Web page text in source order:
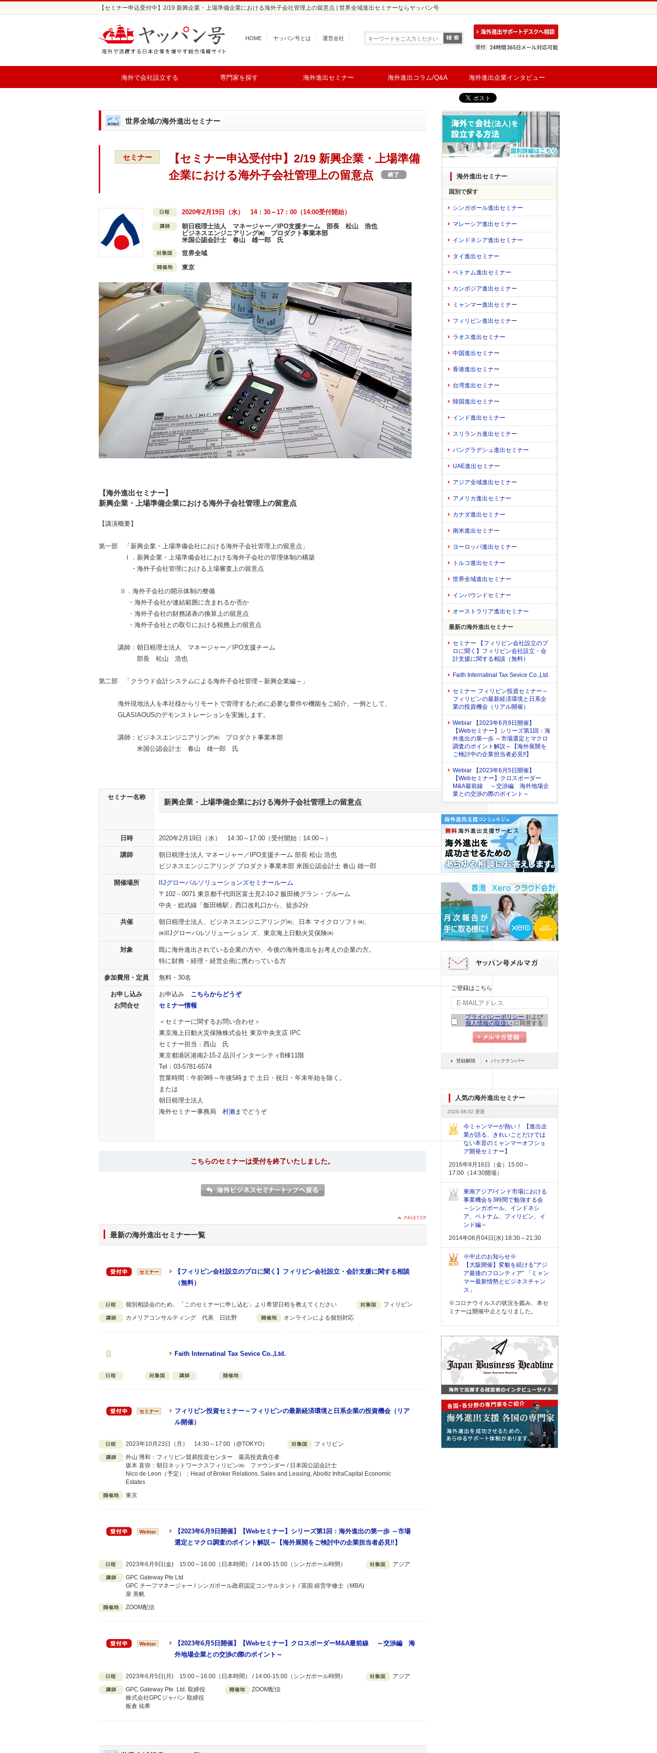
【セミナー申込受付中】2/19 新興企業・上場準備企業における海外子会社管理上の留意点 | 世界全域進出セミナーならヤッパン号
HOME ヤッパン号とは 運営会社
海外で会社設立する 専門家を探す 海外進出セミナー 海外進出コラム/Q&A 海外進出企業インタビュー
世界全域の海外進出セミナー
セミナー
【セミナー申込受付中】2/19 新興企業・上場準備
企業における海外子会社管理上の留意点
2020年2月19日（水） 14：30～17：00（14:00受付開始）
朝日税理士法人 マネージャー／IPO支援チーム 部長 松山 浩也
ビジネスエンジニアリング㈱ プロダクト事業本部
米国公認会計士 春山 雄一郎 氏
世界全域
東京
【海外進出セミナー】
新興企業・上場準備企業における海外子会社管理上の留意点
【講演概要】
第一部 「新興企業・上場準備会社における海外子会社管理上の留意点」
Ⅰ．新興企業・上場準備会社における海外子会社の管理体制の構築
・海外子会社管理における上場審査上の留意点
Ⅱ．海外子会社の開示体制の整備
・海外子会社が連結範囲に含まれるか否か
・海外子会社の財務諸表の換算上の留意点
・海外子会社との取引における税務上の留意点
講師：朝日税理士法人 マネージャー／IPO支援チーム
部長 松山 浩也
第二部 「クラウド会計システムによる海外子会社管理～新興企業編～」
海外現地法人を本社様からリモートで管理するために必要な要件や機能をご紹介。一例として、
GLASIAOUSのデモンストレーションを実施します。
講師：ビジネスエンジニアリング㈱ プロダクト事業本部
米国公認会計士 春山 雄一郎 氏
セミナー名称
新興企業・上場準備企業における海外子会社管理上の留意点
日時 2020年2月19日（水） 14:30～17:00（受付開始：14:00～）
講師
朝日税理士法人 マネージャー／IPO支援チーム 部長 松山 浩也
ビジネスエンジニアリング プロダクト事業本部 米国公認会計士 春山 雄一郎
開催場所
IIJグローバルソリューションズセミナールーム
〒102－0071 東京都千代田区富士見2-10-2 飯田橋グラン・ブルーム
中央・総武線「飯田橋駅」西口改札口から、徒歩2分
共催
朝日税理士法人、ビジネスエンジニアリング㈱、日本 マイクロソフト㈱、
㈱IIJグローバルソリューション ズ、東京海上日動火災保険㈱
対象
既に海外進出されている企業の方や、今後の海外進出をお考えの企業の方。
特に財務・経理・経営企画に携わっている方
参加費用・定員 無料・30名
お申し込み
お問合せ
お申込み
こちらからどうぞ
セミナー情報
＜セミナーに関するお問い合わせ＞
東京海上日動火災保険株式会社 東京中央支店 IPC
セミナー担当：西山 氏
東京都港区港南2-15-2 品川インターシティB棟11階
Tel：03-5781-6574
営業時間：午前9時～午後5時まで 土日・祝日・年末年始を除く。
または
朝日税理士法人
海外セミナー事務局 村瀨 までどうぞ
こちらのセミナーは受付を終了いたしました。
最新の海外進出セミナー一覧
セミナー
【フィリピン会社設立のプロに聞く】フィリピン会社設立・会計支援に関する相談
（無料）
個別相談会のため、「このセミナーに申し込む」より希望日程を教えてください フィリピン
カメリアコンサルティング 代表 日比野 オンラインによる個別対応
Faith Internatinal Tax Sevice Co.,Ltd.
セミナー
フィリピン投資セミナー～フィリピンの最新経済環境と日系企業の投資機会（リア
ル開催）
2023年10月23日（月） 14:30～17:00（@TOKYO） フィリピン
外山 博和：フィリピン貿易投資センター 最高投資責任者
坂本 直弥：朝日ネットワークスフィリピン㈱ ファウンダー / 日本国公認会計士
Nico de Leon（予定）：Head of Broker Relations. Sales and Leasing, Aboitiz InfraCapital Economic
Estates
東京
Webiar
【2023年6月9日開催】【Webセミナー】シリーズ第1回：海外進出の第一歩 ～市場
選定とマクロ調査のポイント解説～【海外展開をご検討中の企業担当者必見‼】
2023年6月9日(金) 15:00～16:00（日本時間） / 14:00-15:00（シンガポール時間） アジア
GPC Gateway Pte Ltd
GPC チーフマネージャー / シンガポール政府認定コンサルタント / 英国 経営学修士（MBA)
泉 美帆
ZOOM配信
Webiar
【2023年6月5日開催】【Webセミナー】クロスボーダーM&A最前線 ～交渉編 海
外地場企業との交渉の際のポイント～
2023年6月5日(月) 15:00～16:00（日本時間） / 14:00-15:00（シンガポール時間） アジア
GPC Gateway Pte. Ltd. 取締役
株式会社GPCジャパン 取締役
板倉 祐希
ZOOM配信
海外進出セミナー
国別で探す
シンガポール進出セミナー
マレーシア進出セミナー
インドネシア進出セミナー
タイ進出セミナー
ベトナム進出セミナー
カンボジア進出セミナー
ミャンマー進出セミナー
フィリピン進出セミナー
ラオス進出セミナー
中国進出セミナー
香港進出セミナー
台湾進出セミナー
韓国進出セミナー
インド進出セミナー
スリランカ進出セミナー
バングラデシュ進出セミナー
UAE進出セミナー
アジア全域進出セミナー
アメリカ進出セミナー
カナダ進出セミナー
南米進出セミナー
ヨーロッパ進出セミナー
トルコ進出セミナー
世界全域進出セミナー
インバウンドセミナー
オーストラリア進出セミナー
最新の海外進出セミナー
セミナー 【フィリピン会社設立のプ
ロに聞く】フィリピン会社設立・会
計支援に関する相談（無料）
Faith Internatinal Tax Sevice Co.,Ltd.
セミナー フィリピン投資セミナー～
フィリピンの最新経済環境と日系企
業の投資機会（リアル開催）
Webiar 【2023年6月9日開催】
【Webセミナー】シリーズ第1回：海
外進出の第一歩 ～市場選定とマクロ
調査のポイント解説～【海外展開を
ご検討中の企業担当者必見‼】
Webiar 【2023年6月5日開催】
【Webセミナー】クロスボーダー
M&A最前線 ～交渉編 海外地場企
業との交渉の際のポイント～
ご登録はこちら
プライバシーポリシー および
個人情報の取扱い に同意する
登録解除 バックナンバー
人気の海外進出セミナー
2026.08.02 更新
今ミャンマーが熱い！ 【進出企
業が語る、きれいごとだけでは
ない本音のミャンマーオフショ
ア開発セミナー】
2016年9月16日（金）15:00～
17:00（14:30開場）
東南アジア/インド市場における
事業機会を3時間で勉強する会
～シンガポール、インドネシ
ア、ベトナム、フィリピン、イ
ンド編～
2014年06月04日(水) 18:30～21:30
※中止のお知らせ※
【大阪開催】変貌を続ける”アジ
ア最後のフロンティア” 「ミャン
マー最新情勢とビジネスチャン
ス」
※コロナウイルスの状況を鑑み、本セ
ミナーは開催中止となりました。